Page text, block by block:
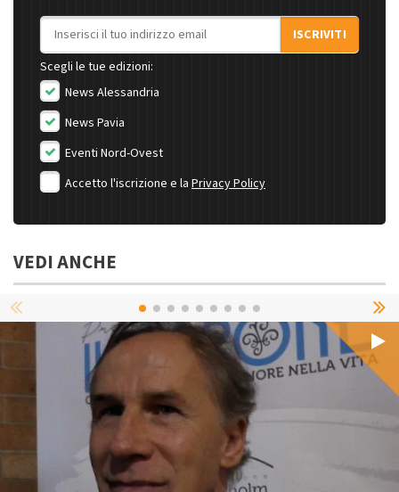
Indirizzo email
ISCRIVITI
Scegli le tue edizioni:
News Alessandria
News Pavia
Eventi Nord-Ovest
Accetto l'iscrizione e la Privacy Policy
VEDI ANCHE